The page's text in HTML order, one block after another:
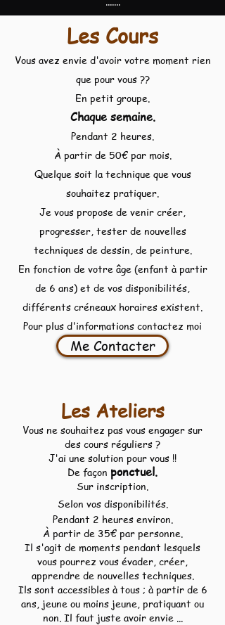
Les Cours
Vous avez envie d'avoir votre moment rien
que pour vous ??
En petit groupe.
Chaque semaine.
Pendant 2 heures.
À partir de 50€ par mois.
Quelque soit la technique que vous
souhaitez pratiquer.
Je vous propose de venir créer,
progresser, tester de nouvelles
techniques de dessin, de peinture.
En fonction de votre âge (enfant à partir
de 6 ans) et de vos disponibilités,
différents créneaux horaires existent.
Pour plus d'informations contactez moi
Me Contacter
Les Ateliers
Vous ne souhaitez pas vous engager sur
des cours réguliers ?
J'ai une solution pour vous !!
De façon ponctuel.
Sur inscription.
Selon vos disponibilités.
Pendant 2 heures environ.
À partir de 35€ par personne.
Il s'agit de moments pendant lesquels
vous pourrez vous évader, créer,
apprendre de nouvelles techniques.
Ils sont accessibles à tous ; à partir de 6
ans, jeune ou moins jeune, pratiquant ou
non. Il faut juste avoir envie ...